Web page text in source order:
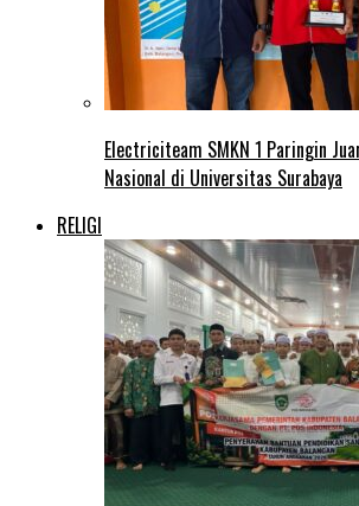
Electriciteam SMKN 1 Paringin
Nasional di Universitas Surabaya
RELIGI